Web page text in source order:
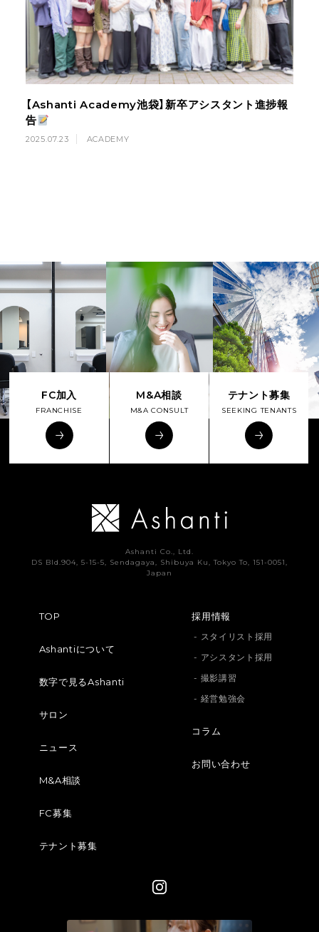
【Ashanti Academy池袋】新卒アシスタント進捗報
告
2025.07.23 ACADEMY
FC加入
FRANCHISE
M&A相談
M&A CONSULT
テナント募集
SEEKING TENANTS
Ashanti Co., Ltd.
DS Bld.904, 5-15-5, Sendagaya, Shibuya Ku, Tokyo To, 151-0051,
Japan
TOP
Ashantiについて
数字で見るAshanti
サロン
ニュース
M&A相談
FC募集
テナント募集
採用情報
- スタイリスト採用
- アシスタント採用
- 撮影講習
- 経営勉強会
コラム
お問い合わせ